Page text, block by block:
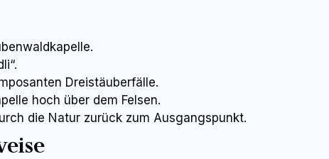
Dreistäuberfälle.
hoch über dem Felsen.
die Natur zurück zum Ausgangspunkt.